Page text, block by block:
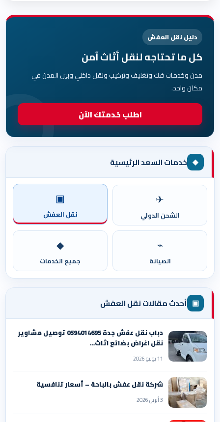
دليل نقل العفش
كل ما تحتاجه لنقل أثاث آمن
مدن وخدمات فك وتغليف وتركيب ونقل داخلي وبين المدن في
مكان واحد.
اطلب خدمتك الآن
◆ خدمات السعد الرئيسية
✈
الشحن الدولي
▣
نقل العفش
⌁
الصيانة
◆
جميع الخدمات
▣ أحدث مقالات نقل العفش
دباب نقل عفش جدة 0594014695 توصيل مشاوير
نقل اغراض بضائع اثاث…
11 يوليو 2026
شركة نقل عفش بالباحة – أسعار تنافسية
3 أبريل 2026